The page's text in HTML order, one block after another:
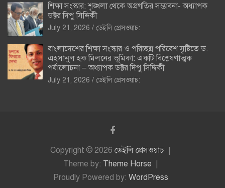
শিক্ষা সংস্কার: শৃঙ্খলা থেকে অগ্রগতির সম্ভাবনা- অধ্যাপক
ডক্টর দিপু সিদ্দিকী
July 21, 2026 ডেইলি প্রেসওয়াচ:
বাংলাদেশের শিক্ষা সংস্কার ও পরিচ্ছন্ন পরিবেশ সৃষ্টিতে ড.
এহসানুল হক মিলনের ভূমিকা: একটি বিশ্লেষণাত্মক
পর্যালোচনা – অধ্যাপক ডক্টর দিপু সিদ্দিকী
July 21, 2026 ডেইলি প্রেসওয়াচ:
Copyright © 2026 ডেইলি প্রেসওয়াচ
Theme by: Theme Horse
Proudly Powered by: WordPress